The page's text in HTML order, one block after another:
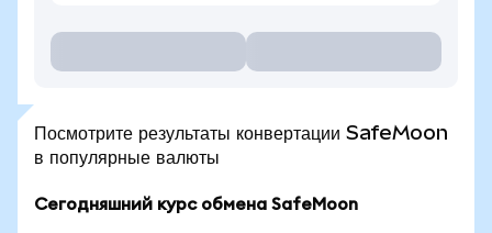
Посмотрите результаты конвертации SafeMoon
в популярные валюты
Сегодняшний курс обмена SafeMoon